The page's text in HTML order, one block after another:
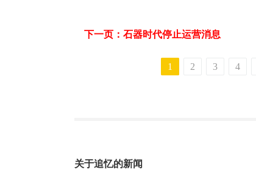
下一页：石器时代停止运营消息
1 2 3 4
关于追忆的新闻